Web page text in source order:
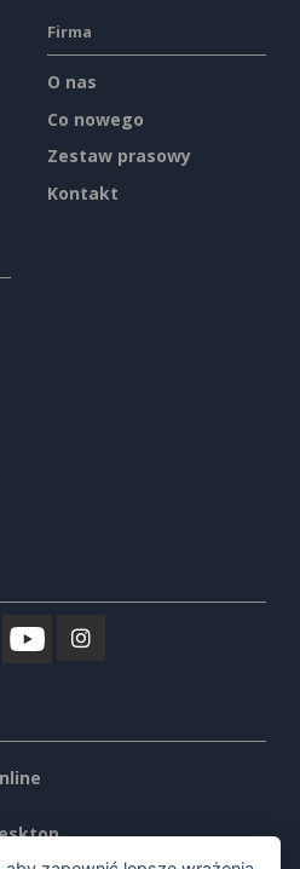
Firma
O nas
Co nowego
Zestaw prasowy
Kontakt